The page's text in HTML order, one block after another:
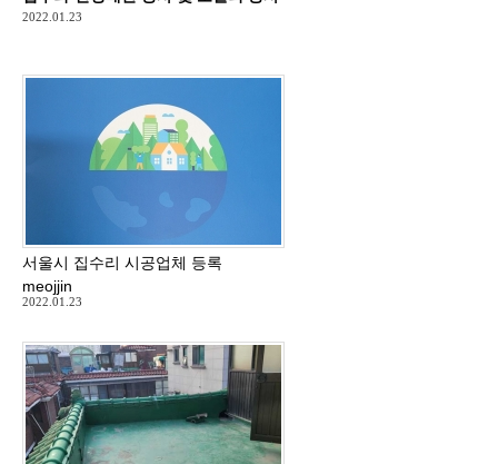
2022.01.23
서울시 집수리 시공업체 등록
meojjin
2022.01.23